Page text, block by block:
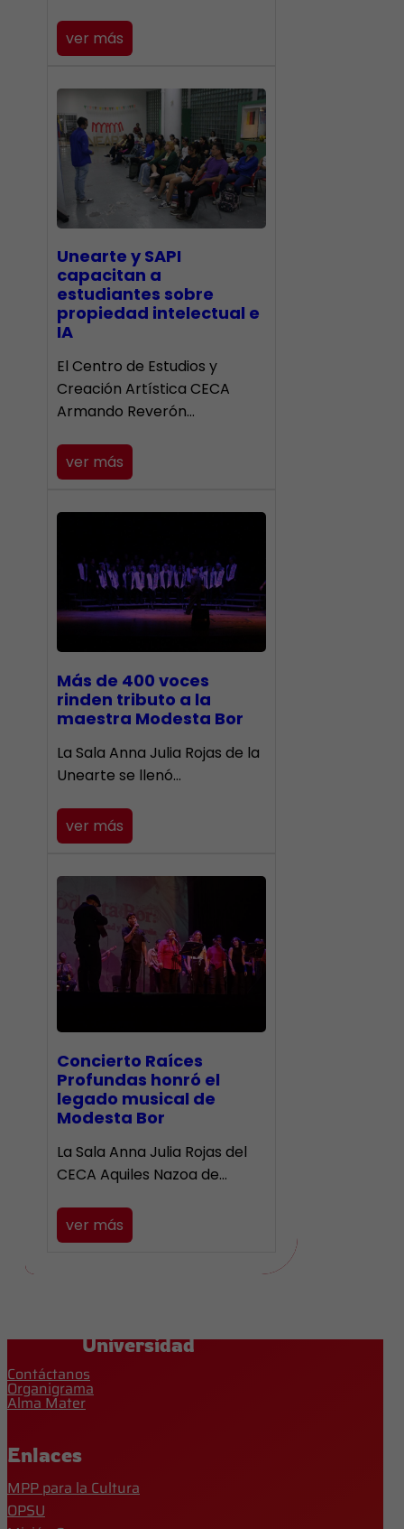
ver más
Unearte y SAPI
capacitan a
estudiantes sobre
propiedad intelectual e
IA
El Centro de Estudios y
Creación Artística CECA
Armando Reverón…
ver más
Más de 400 voces
rinden tributo a la
maestra Modesta Bor
​La Sala Anna Julia Rojas de la
Unearte se llenó…
ver más
​Concierto Raíces
Profundas honró el
legado musical de
Modesta Bor
La Sala Anna Julia Rojas del
CECA Aquiles Nazoa de…
ver más
Universidad
Contáctanos
Organigrama
Alma Mater
Enlaces
MPP para la Cultura
OPSU